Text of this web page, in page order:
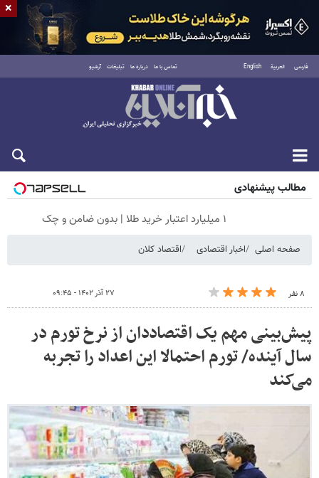
فارسی العربية English تماس با ما درباره ما تبلیغات آرشیو
جمعه ۱۶ مرداد ۱۴۰۵
مطالب پیشنهادی
۱ میلیارد اعتبار خرید طلا | بدون ضامن و چک
صفحه اصلی اخبار اقتصادی اقتصاد کلان
۸ نفر ۲۷ آذر ۱۴۰۲ - ۰۹:۴۵
پیش‌بینی مهم یک اقتصاددان از نرخ تورم در
سال آینده/ تورم احتمالا این اعداد را تجربه
می‌کند
×